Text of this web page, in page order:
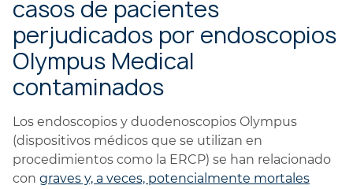
casos de pacientes
perjudicados por endoscopios
Olympus Medical
contaminados
Los endoscopios y duodenoscopios Olympus
(dispositivos médicos que se utilizan en
procedimientos como la ERCP) se han relacionado
con graves y, a veces, potencialmente mortales